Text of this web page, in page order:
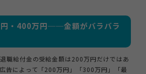
・400万円──金額がバラバラ
職給付金の受給金額は200万円だけではあ
告によって「200万円」「300万円」「最